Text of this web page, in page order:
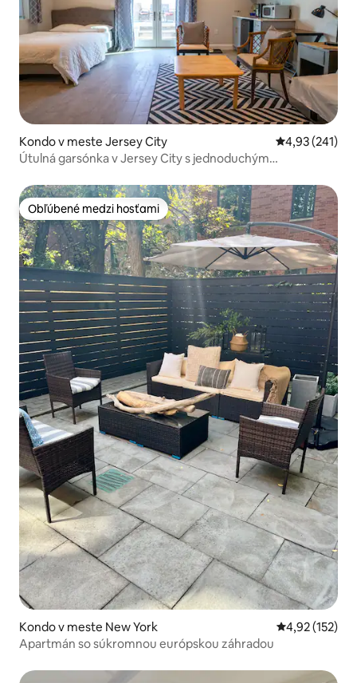
Kondo v meste Jersey City Priemerné
4,93 (241)
Útulná garsónka v Jersey City s jednoduchým
Obľúbené medzi hosťami
Obľúbené medzi hosťami
Kondo v meste New York Priemerné
4,92 (152)
Apartmán so súkromnou európskou záhradou